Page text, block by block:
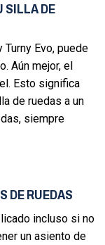
SILLA DE
Evo, puede
Aún mejor, el
Esto significa
de ruedas a un
siempre
DE RUEDAS
incluso si no
un asiento de